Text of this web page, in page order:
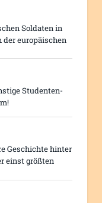
Soldaten in
europäischen
Studenten-
Geschichte hinter
einst größten